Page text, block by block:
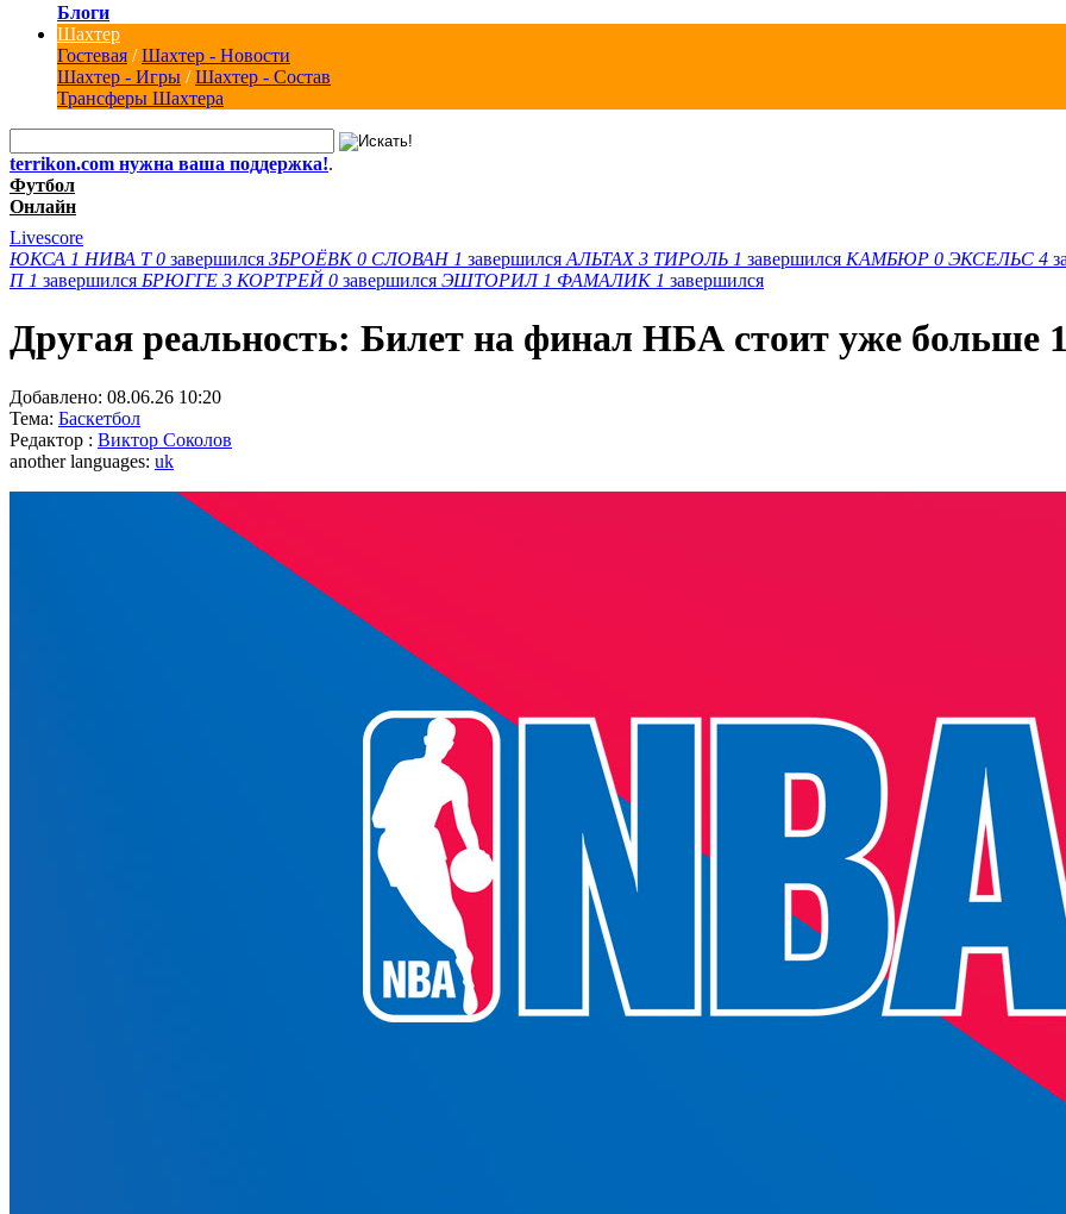
Блоги
Шахтер
Гостевая /Шахтер - Новости
Шахтер - Игры /Шахтер - Состав
Трансферы Шахтера
terrikon.com нужна ваша поддержка!.
Футбол
Онлайн
Livescore
ЮКСА 1 НИВА Т 0 завершился ЗБРОЁВК 0 СЛОВАН 1 завершился АЛЬТАХ 3 ТИРОЛЬ 1 завершился КАМБЮР 0 ЭКСЕЛЬС 4
П 1 завершился БРЮГГЕ 3 КОРТРЕЙ 0 завершился ЭШТОРИЛ 1 ФАМАЛИК 1 завершился
Другая реальность: Билет на финал НБА стоит уже больше
Добавлено: 08.06.26 10:20
Тема: Баскетбол
Редактор : Виктор Соколов
another languages: uk